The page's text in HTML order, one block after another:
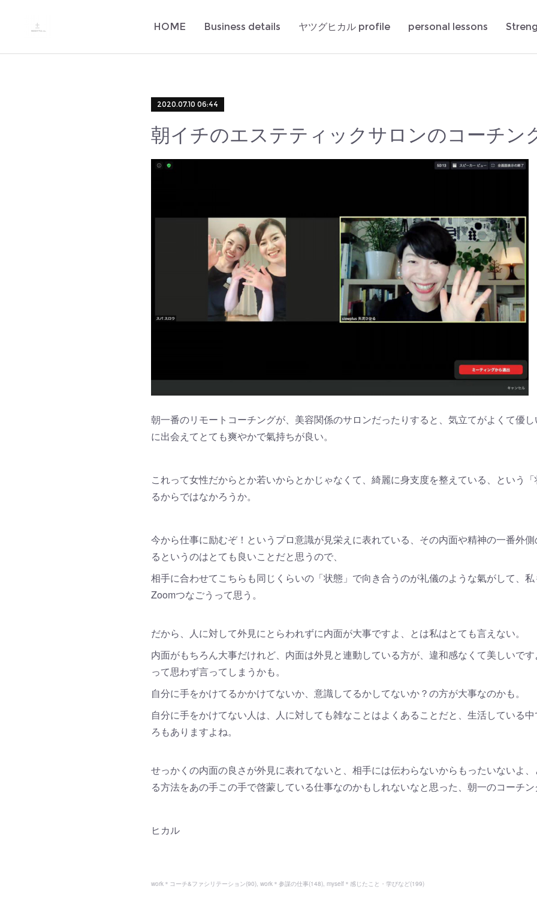
HOME Business details ヤツグヒカル profile personal lessons
2020.07.10 06:44
朝イチのエステティックサロンのコーチン
朝一番のリモートコーチングが、美容関係のサロンだったりすると、気立てがよくて優
に出会えてとても爽やかで氣持ちが良い。
これって女性だからとか若いからとかじゃなくて、綺麗に身支度を整えている、という
るからではなかろうか。
今から仕事に励むぞ！というプロ意識が見栄えに表れている、その内面や精神の一番外
るというのはとても良いことだと思うので、
相手に合わせてこちらも同じくらいの「状態」で向き合うのが礼儀のような氣がして、
Zoomつなごうって思う。
だから、人に対して外見にとらわれずに内面が大事ですよ、とは私はとても言えない。
内面がもちろん大事だけれど、内面は外見と連動している方が、違和感なくて美しいで
って思わず言ってしまうかも。
自分に手をかけてるかかけてないか、意識してるかしてないか？の方が大事なのかも。
自分に手をかけてない人は、人に対しても雑なことはよくあることだと、生活している
ろもありますよね。
せっかくの内面の良さが外見に表れてないと、相手には伝わらないからもったいないよ
る方法をあの手この手で啓蒙している仕事なのかもしれないなと思った、朝一のコーチ
ヒカル
work＊コーチ&ファシリテーション(90) work＊参謀の仕事(148) myself＊感じたこと・学びなど(199)